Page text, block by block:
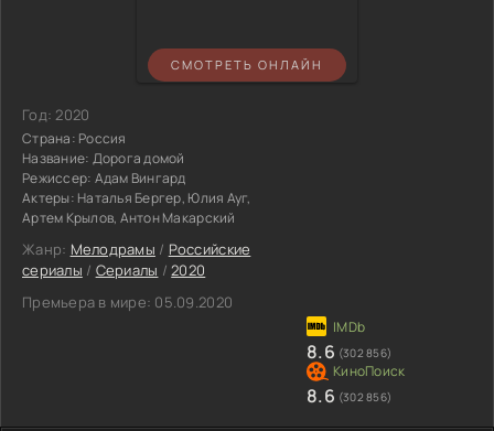
СМОТРЕТЬ ОНЛАЙН
Год:2020
Страна: Россия
Название: Дорога домой
Режиссер: Адам Вингард
Актеры: Наталья Бергер, Юлия Ауг,
Артем Крылов, Антон Макарский
Жанр: Мелодрамы / Российские
сериалы / Сериалы /2020
Премьера в мире: 05.09.2020
8.6 (302 856)
8.6 (302 856)